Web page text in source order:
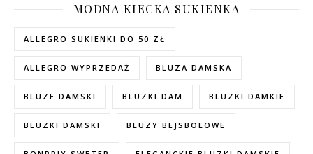
MODNA KIECKA SUKIENKA
ALLEGRO SUKIENKI DO 50 ZŁ
ALLEGRO WYPRZEDAŻ BLUZA DAMSKA
BLUZE DAMSKI BLUZKI DAM BLUZKI DAMKIE
BLUZKI DAMSKI BLUZY BEJSBOLOWE